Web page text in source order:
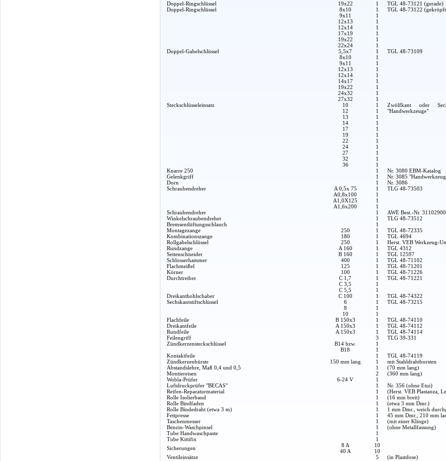
Doppel-Ringschlüssel 19x22 1
TGL 48-73121 (gerade)
Doppel-Ringschlüssel
8x10
9x11
12x13
12x14
17x19
19x22
22x24
1
1
1
1
1
1
1
TGL 48-73122
Doppel-Gabelschlüssel
5,5x7
8x10
9x11
12x13
12x14
14x17
19x22
24x32
27x32
1
1
1
1
1
1
1
1
1
TGL 48-73109
Steckschlüsseleinsatz
10
12
13
14
17
19
22
24
27
32
36
1
1
1
1
1
1
1
1
1
1
1
Zwölfkant oder
"Handwerkzeuge"
Knarre 250 1
Nr. 3080 EBM-Katalog
Gelenkgriff
1
Nr. 3085
Dorn
1
Nr. 3086
Schraubendreher
A 0,5x 75
A0,8x100
A1,0X125
A1,6x200
1
1
1
1
TLG 48-73503
Schraubendreher 1
AWE Best.-Nr.
Winkelschraubendreher
1
TLG 48-73512
Bremsentlüftungsschlauch
1
Montagezange
250 1
TGL 48-72335
Kombinationszange
180 1
TGL 4694
Rollgabelschlüssel
250 1
Herst. VEB Werkzeug-
Rundzange
A 160 1
TGL 4312
Seitenschneider
B 160 1
TGL 12597
Schlosserhammer
400 1
TGL 48-71102
Flachmeißel
125 1
TGL 48-71201
Körner
100 1
TGL 48-71226
Durchtreiber
C 1,7
C 3,5
C 5,5
1
1
1
TGL 48-71221
Dreikanthohlschaber C 100 1
TGL 48-74322
Sechskantstiftschlüssel
6
8
10
1
1
1
TGL 48-73215
Flachfeile B 150x3 1
TGL 48-74110
Dreikantfeile
A 150x3 1
TGL 48-74112
Rundfeile
A 150x3 1
TGL 48-74114
Feilengriff
3
TLG 39-331
Zündkerzensteckschlüssel
B14 bzw.
B18
1
1
Kontaktfeile
1
TGL 48-74119
Zündkerzenbürste
150 mm lang 1
mit Stahldrahtborsten
Abstandslehre, Maß 0,4 und 0,5
1
(70 mm lang)
Montiereisen
2
(360 mm lang)
Wobla-Prüfer
6-24 V
1
Luftdruckprüfer "BECAS"
1
Nr. 356 (ohne Etui)
Reifen-Reparaturmaterial
1
(Herst. VEB Plastanza,
Rolle Isolierband
1
(16 mm breit)
Rolle Bindfaden
1
(etwa 3 mm Dmr.)
Rolle Bindedraht (etwa 3 m)
1
1 mm Dmr., weich
Fettpresse
1
45 mm Dmr., 210 mm
Taschenmesser
1
(mit einer Klinge)
Benzin-Waschpinsel
1
(ohne Metallfassung)
Tube Handwaschpaste
1
Tube Kittifix
1
Sicherungen
8 A
40 A
10
10
Ventileinsätze
5 (in Plastdose)